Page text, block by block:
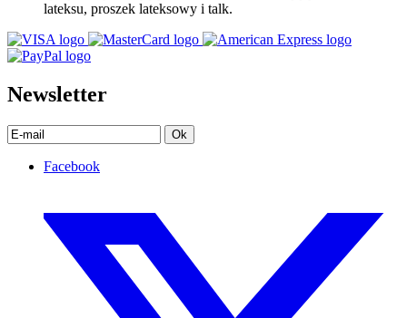
lateksu, proszek lateksowy i talk.
Newsletter
Ok
Facebook